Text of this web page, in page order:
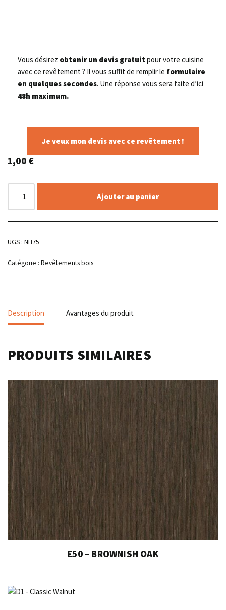
Vous désirez obtenir un devis gratuit pour votre cuisine
avec ce revêtement ? Il vous suffit de remplir le formulaire
en quelques secondes. Une réponse vous sera faite d’ici
48h maximum.
Je veux mon devis avec ce revêtement !
1,00 €
Ajouter au panier
UGS : NH75
Catégorie : Revêtements bois
Description Avantages du produit
PRODUITS SIMILAIRES
E50 – BROWNISH OAK